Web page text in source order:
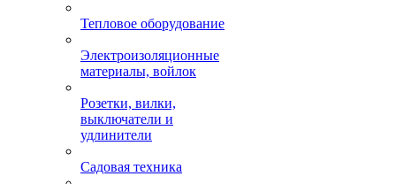
Тепловое оборудование
Электроизоляционные
материалы, войлок
Розетки, вилки,
выключатели и
удлинители
Садовая техника